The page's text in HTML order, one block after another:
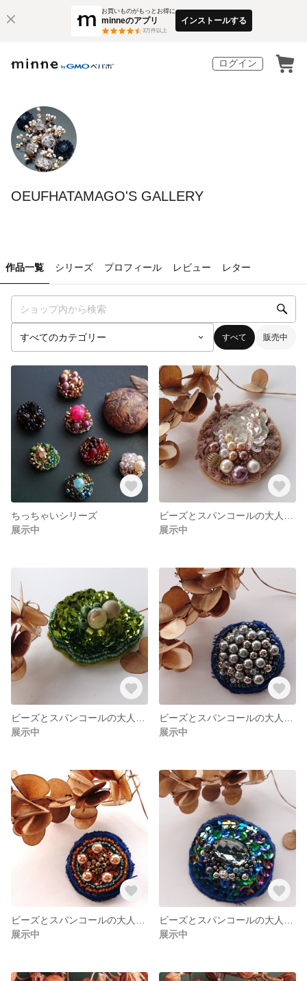
お買いものがもっとお得に
minneのアプリ
3万件以上
インストールする
ログイン
OEUFHATAMAGO'S GALLERY
作品一覧 シリーズ プロフィール レビュー レター
すべて 販売中
ちっちゃいシリーズ
展示中
展示中
展示中
展示中
展示中
展示中